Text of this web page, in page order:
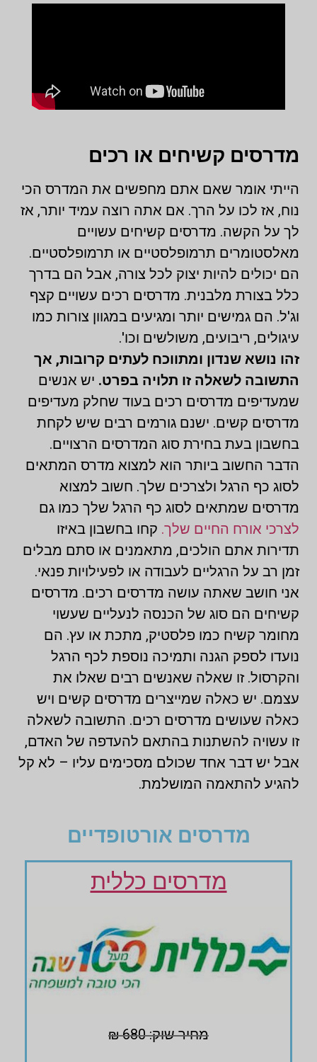
מדרסים קשיחים או רכים
הייתי אומר שאם אתם מחפשים את המדרס הכי
נוח, אז לכו על הרך. אם אתה רוצה עמיד יותר, אז
לך על הקשה. מדרסים קשיחים עשויים
מאלסטומרים תרמופלסטיים או תרמופלסטיים.
הם יכולים להיות יצוק לכל צורה, אבל הם בדרך
כלל בצורת מלבנית. מדרסים רכים עשויים קצף
וג'ל. הם גמישים יותר ומגיעים במגוון צורות כמו
עיגולים, ריבועים, משולשים וכו'.
זהו נושא שנדון ומתווכח לעתים קרובות, אך
התשובה לשאלה זו תלויה בפרט. יש אנשים
שמעדיפים מדרסים רכים בעוד שחלק מעדיפים
מדרסים קשים. ישנם גורמים רבים שיש לקחת
בחשבון בעת בחירת סוג המדרסים הרצויים.
הדבר החשוב ביותר הוא למצוא מדרס המתאים
לסוג כף הרגל ולצרכים שלך. חשוב למצוא
מדרסים שמתאים לסוג כף הרגל שלך כמו גם
לצרכי אורח החיים שלך. קחו בחשבון באיזו
תדירות אתם הולכים, מתאמנים או סתם מבלים
זמן רב על הרגליים לעבודה או לפעילויות פנאי.
אני חושב שאתה עושה מדרסים רכים. מדרסים
קשיחים הם סוג של הכנסה לנעליים שעשוי
מחומר קשיח כמו פלסטיק, מתכת או עץ. הם
נועדו לספק הגנה ותמיכה נוספת לכף הרגל
והקרסול. זו שאלה שאנשים רבים שאלו את
עצמם. יש כאלה שמייצרים מדרסים קשים ויש
כאלה שעושים מדרסים רכים. התשובה לשאלה
זו עשויה להשתנות בהתאם להעדפה של האדם,
אבל יש דבר אחד שכולם מסכימים עליו – לא קל
להגיע להתאמה המושלמת.
מדרסים אורטופדיים
מדרסים כללית
מחיר שוק: 680 ₪